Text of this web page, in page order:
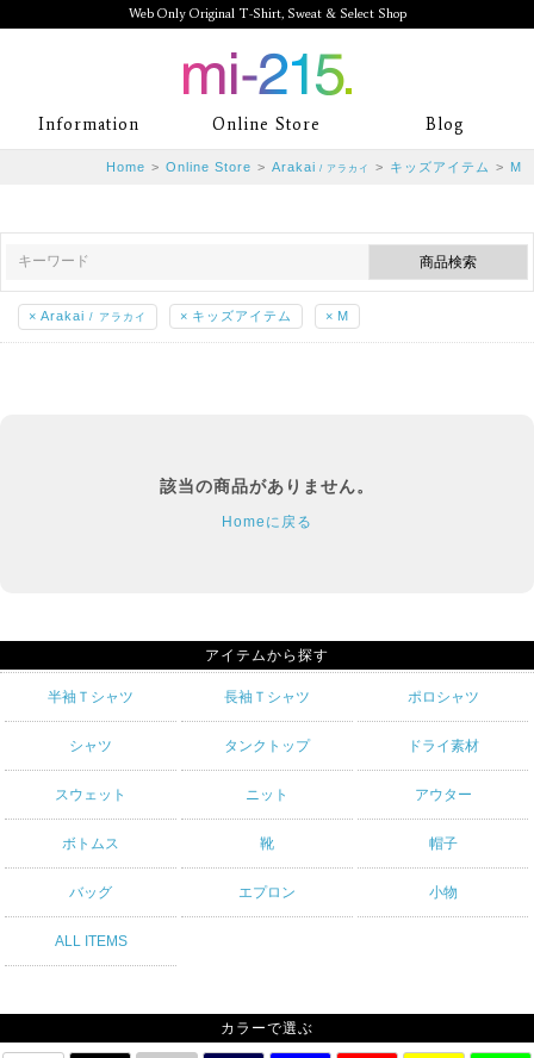
Web Only Original T-Shirt, Sweat & Select Shop
mi-215. Web Only Original T-Shirt,
Sweat & Select Shop mi-215. Tシャ
ランド専門通販
Information Online Store Blog
Home > Online Store > Arakai / アラカイ > キッズアイテム > M
× Arakai / アラカイ × キッズアイテム × M
該当の商品がありません。
Homeに戻る
アイテムから探す
半袖Ｔシャツ 長袖Ｔシャツ ポロシャツ
シャツ タンクトップ ドライ素材
スウェット ニット アウター
ボトムス 靴 帽子
バッグ エプロン 小物
ALL ITEMS
カラーで選ぶ